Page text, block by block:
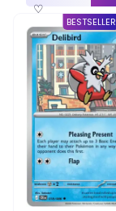
♡
BESTSELLER